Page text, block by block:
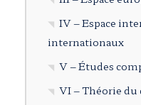
IV – Espace
internationaux
V – Études
VI – Théorie